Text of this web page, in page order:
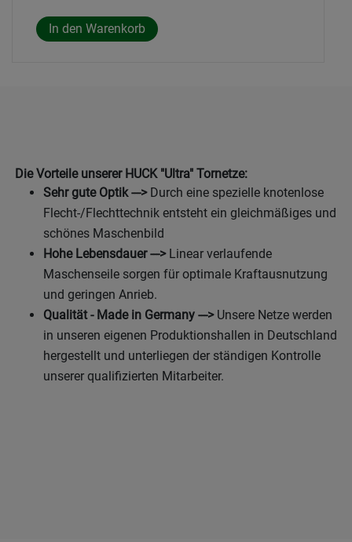
Die Vorteile unserer HUCK "Ultra" Tornetze:
Sehr gute Optik ---> Durch eine spezielle knotenlose
Flecht-/Flechttechnik entsteht ein gleichmäßiges und
schönes Maschenbild
Hohe Lebensdauer --->Linear verlaufende
Maschenseile sorgen für optimale Kraftausnutzung
und geringen Anrieb.
Qualität - Made in Germany --->Unsere Netze werden
in unseren eigenen Produktionshallen in Deutschland
hergestellt und unterliegen der ständigen Kontrolle
unserer qualifizierten Mitarbeiter.